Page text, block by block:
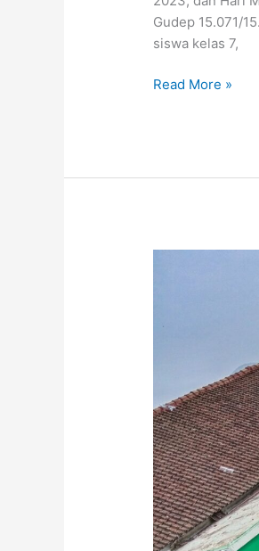
Gudep 15.071/
siswa kelas 7,
Read More »
2023